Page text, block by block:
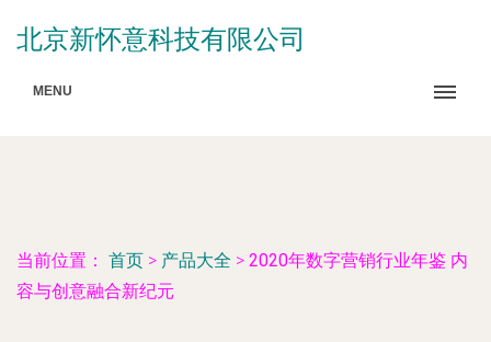
北京新怀意科技有限公司
MENU
当前位置： 首页 > 产品大全 > 2020年数字营销行业年鉴 内
容与创意融合新纪元